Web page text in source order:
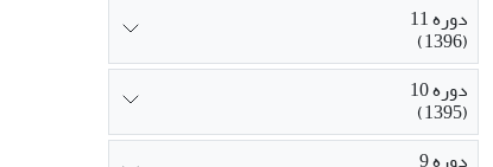
دوره 11
(1396)
دوره 10
(1395)